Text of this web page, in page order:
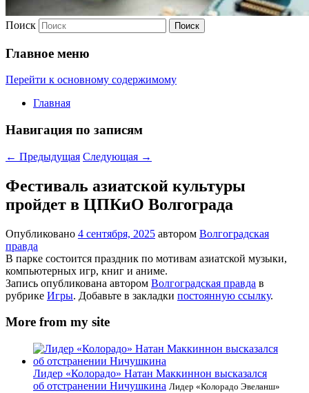
Поиск
Главное меню
Перейти к основному содержимому
Главная
Навигация по записям
← Предыдущая Следующая →
Фестиваль азиатской культуры
пройдет в ЦПКиО Волгограда
Опубликовано 4 сентября, 2025 автором Волгоградская
правда
В парке состоится праздник по мотивам азиатской музыки,
компьютерных игр, книг и аниме.
Запись опубликована автором Волгоградская правда в
рубрике Игры. Добавьте в закладки постоянную ссылку.
More from my site
Лидер «Колорадо» Натан Маккиннон высказался
об отстранении Ничушкина Лидер «Колорадо Эвеланш»